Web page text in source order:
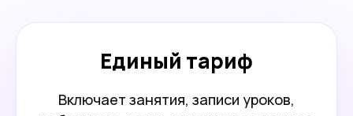
Единый тариф
Включает занятия, записи уроков,